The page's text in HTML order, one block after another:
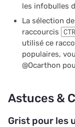
les infobulles
La sélection
raccourcis
utilisé ce
populaires,
@Ocarthon
Astuces &
Grist pour les